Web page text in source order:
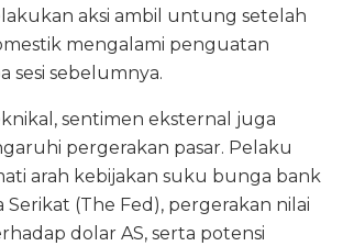
aksi ambil untung setelah
mengalami penguatan
sesi sebelumnya.
sentimen eksternal juga
pergerakan pasar. Pelaku
arah kebijakan suku bunga bank
Serikat (The Fed), pergerakan nilai
dolar AS, serta potensi